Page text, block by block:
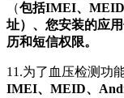
（包括IMEI、
址）、您安装的应
历和短信权限。
11.为了血压检测功
IMEI、MEID、